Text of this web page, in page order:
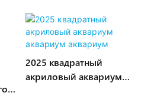
2025 квадратный
акриловый аквариум